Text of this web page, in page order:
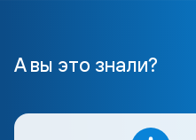
А вы это знали?